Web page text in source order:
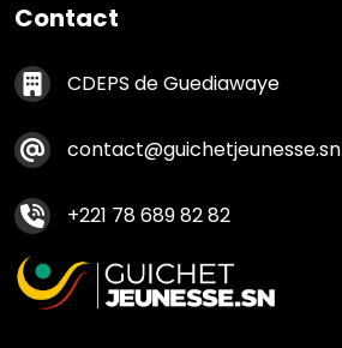
Contact
Contact footer
CDEPS de Guediawaye
contact@guichetjeunesse.sn
+221 78 689 82 82